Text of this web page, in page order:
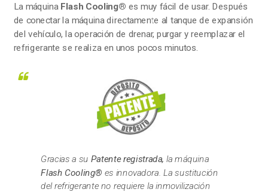
La máquina Flash Cooling® es muy fácil de usar. Después
de conectar la máquina directamente al tanque de expansión
del vehículo, la operación de drenar, purgar y reemplazar el
refrigerante se realiza en unos pocos minutos.
Gracias a su Patente registrada, la máquina
Flash Cooling® es innovadora. La sustitución
del refrigerante no requiere la inmovilización